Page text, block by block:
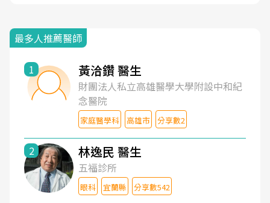
最多人推薦醫師
1 黃洽鑽 醫生
財團法人私立高雄醫學大學附設中和紀
念醫院
家庭醫學科 高雄市 分享數2
2 林逸民 醫生
五福診所
眼科 宜蘭縣 分享數542